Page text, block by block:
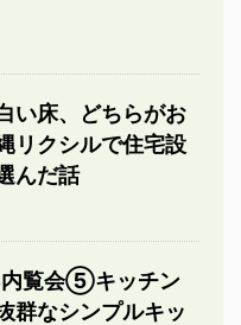
い床、どちらがお
リクシルで住宅設
んだ話
内覧会⑤キッチン
群なシンプルキッ